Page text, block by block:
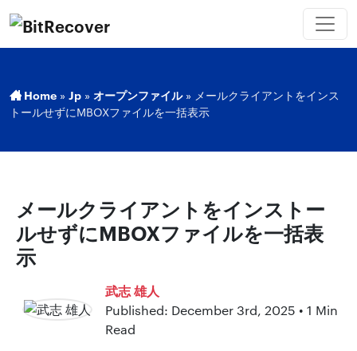
Home » Jp » オープンファイル » メールクライアントをインス
トールせずにMBOXファイルを一括表示
メールクライアントをインストー
ルせずにMBOXファイルを一括表
示
武志 雄人
Published: December 3rd, 2025 • 1 Min
Read